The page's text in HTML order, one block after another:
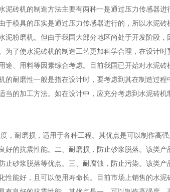
砖机的制造方法主要有两种一是通过压力传感器
模具的压实是通过压力传感器进行的，所以水泥
粉磨机。但由于我国大部分地区尚处于开发阶段
了使水泥砖机的制造工艺更加科学合理，在设计
、用料等因素综合考虑。目前我国已开始对水泥
耐磨性一般是指在设计时，要考虑到其在制造过
的加工方法。如在设计中，应充分考虑到水泥砖机
，耐磨损，适用于各种工程。其优点是可以制作高强
的抗震性能。二、耐磨损，防止砂浆脱落。该类
砂浆脱落等优点。三、耐腐蚀，防止污染。该类
性能好，且可以使用寿命长。目前市场上销售的水